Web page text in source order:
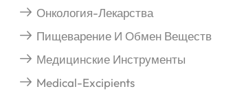
Онкология-Лекарства
Пищеварение И Обмен Веществ
Медицинские Инструменты
Medical-Excipients